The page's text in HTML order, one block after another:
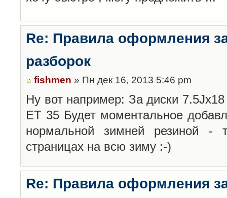
Re: Правила оформления
разборок
fishmen » Пн дек 16, 2013 5:46 pm
Ну вот например: За диски
ET 35 Будет моментальное
нормальной зимней резиной
страницах на всю зиму :-)
Re: Правила оформления